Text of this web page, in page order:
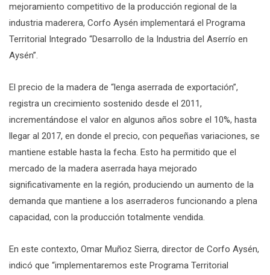
mejoramiento competitivo de la producción regional de la
industria maderera, Corfo Aysén implementará el Programa
Territorial Integrado “Desarrollo de la Industria del Aserrío en
Aysén”.
El precio de la madera de “lenga aserrada de exportación”,
registra un crecimiento sostenido desde el 2011,
incrementándose el valor en algunos años sobre el 10%, hasta
llegar al 2017, en donde el precio, con pequeñas variaciones, se
mantiene estable hasta la fecha. Esto ha permitido que el
mercado de la madera aserrada haya mejorado
significativamente en la región, produciendo un aumento de la
demanda que mantiene a los aserraderos funcionando a plena
capacidad, con la producción totalmente vendida.
En este contexto, Omar Muñoz Sierra, director de Corfo Aysén,
indicó que “implementaremos este Programa Territorial